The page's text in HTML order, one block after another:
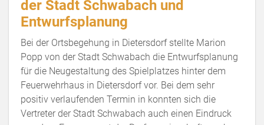
der Stadt Schwabach und
Entwurfsplanung
Bei der Ortsbegehung in Dietersdorf stellte Marion
Popp von der Stadt Schwabach die Entwurfsplanung
für die Neugestaltung des Spielplatzes hinter dem
Feuerwehrhaus in Dietersdorf vor. Bei dem sehr
positiv verlaufenden Termin in konnten sich die
Vertreter der Stadt Schwabach auch einen Eindruck